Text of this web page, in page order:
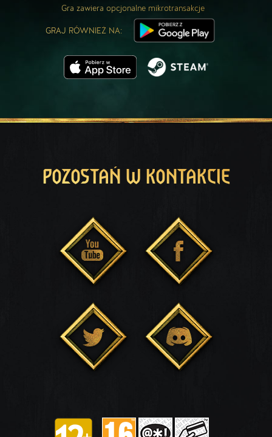
Gra zawiera opcjonalne mikrotransakcje
GRAJ RÓWNIEŻ NA:
POZOSTAŃ W KONTAKCIE